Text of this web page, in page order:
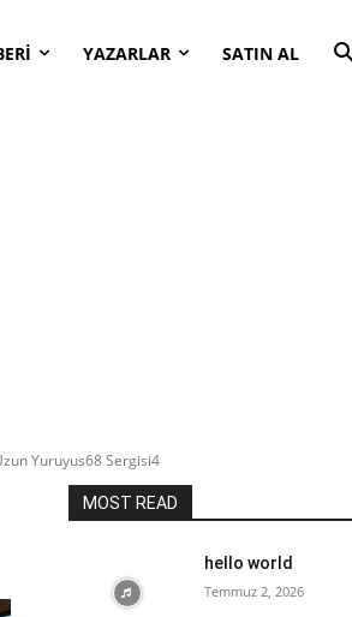
YAZARLAR SATIN AL
Yuruyus68 Sergisi4
MOST READ
hello world
Temmuz 2, 2026